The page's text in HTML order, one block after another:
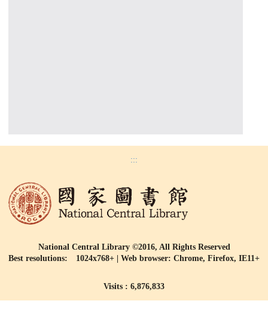
:::
National Central Library ©2016, All Rights Reserved
Best resolutions: 1024x768+ | Web browser: Chrome, Firefox, IE11+
Visits : 6,876,833